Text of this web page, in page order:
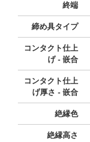
終端
締め具タイプ
コンタクト仕上
げ - 嵌合
コンタクト仕上
げ厚さ - 嵌合
絶縁色
絶縁高さ